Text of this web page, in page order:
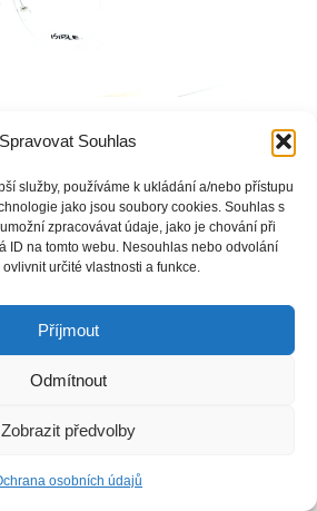
Spravovat Souhlas
služby, používáme k ukládání a/nebo přístupu
jako jsou soubory cookies. Souhlas s
zpracovávat údaje, jako je chování při
ID na tomto webu. Nesouhlas nebo odvolání
určité vlastnosti a funkce.
Příjmout
Odmítnout
Zobrazit předvolby
osobních údajů
s.r.o. |Tvorba webových stránekaSEO